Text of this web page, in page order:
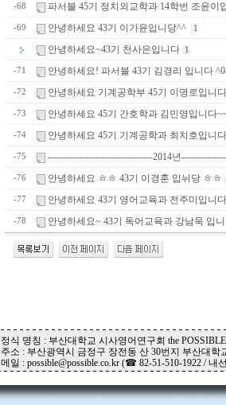
-68 파서블 45기 정치외교학과 14학번 조윤이
-69 안녕하세요 43기 이가윤입니당^^ 1
안녕하세요~43기 천사은입니다 1
-71 안녕하세요! 파서블 43기 김경리 입니다
-72 안녕하세요 기계공학부 45기 이명로입니
-73 안녕하세요 45기 간호학과 김민영입니다
-74 안녕하세요 45기 기계공학과 최치호입니다
-75 ---------------------------------2014년
-76 안녕하세요 ㅎㅎ 43기 이경훈 입뉘당 ㅎㅎ
-77 안녕하세요 43기 영어교육과 전주미입니다
-78 안녕하세요~ 43기 독어교육과 강남욱 입
정식 명칭 : 부산대학교 시사영어연구회 the
주소 : 부산광역시 금정구 장전동 산 30번지 부산대학
메일 : possible@possible.co.kr (☎ 82-51-510-1922 / 내